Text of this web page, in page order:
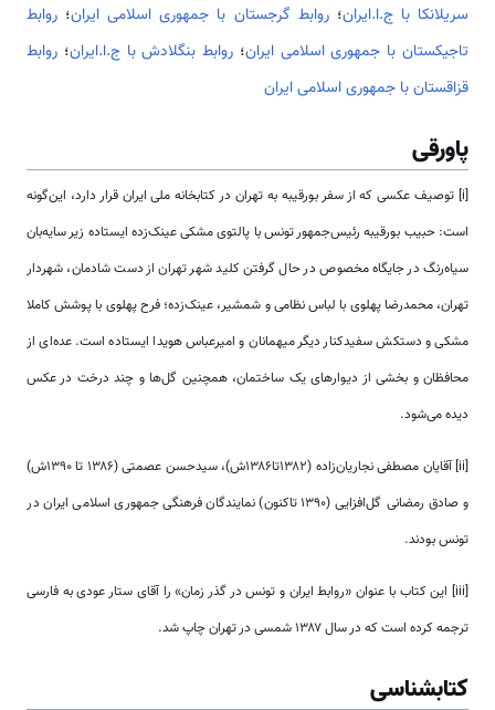
سریلانکا با ج.ا.ایران؛روابط گرجستان با جمهوری اسلامی ایران؛ روابط
تاجیکستان با جمهوری اسلامی ایران؛ روابط بنگلادش با ج.ا.ایران؛ روابط
قزاقستان با جمهوری اسلامی ایران
پاورقی
[i] توصیف عکسی که از سفر بورقیبه به تهران در کتابخانه ملی ایران قرار دارد، این‌گونه
است: حبیب بورقیبه رئیس‌جمهور تونس با پالتوی مشکی عینک‌زده ایستاده زیر سایه‌بان
سیاه‌رنگ در جایگاه مخصوص در حال گرفتن کلید شهر تهران از دست شادمان، شهردار
تهران، محمدرضا پهلوی با لباس نظامی و شمشیر، عینک‌زده؛ فرح پهلوی با پوشش کاملا
مشکی و دستکش سفیدکنار دیگر میهمانان و امیرعباس هویدا ایستاده است. عده‌ای از
محافظان و بخشی از دیوارهای یک ساختمان، همچنین گل‌ها و چند درخت در عکس
دیده می‌شود.
[ii] آقایان مصطفی نجاریان‌زاده (۱۳۸۲تا۱۳۸۶ش)، سیدحسن عصمتی (۱۳۸۶ تا ۱۳۹۰ش)
و صادق رمضانی گل‌افزایی (۱۳۹۰ تاکنون) نمایندگان فرهنگی جمهوری اسلامی ایران در
تونس بودند.
[iii] این کتاب با عنوان «روابط ایران و تونس در گذر زمان» را آقای ستار عودی به فارسی
ترجمه کرده است که در سال ۱۳۸۷ شمسی در تهران چاپ شد.
کتابشناسی